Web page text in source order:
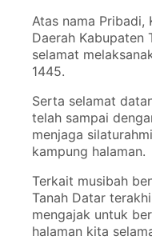
Atas nama Pribadi,
Daerah Kabupaten
selamat
1445.
Serta selamat
telah sampai
menjaga
kampung halaman.
Terkait musibah
Tanah Datar
mengajak untuk
halaman kita